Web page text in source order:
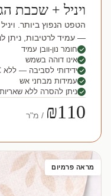
ויניל + שכבת
הטפט הנפוץ ביותר.
— עמיד לרטיבות, ניתן
חומר נון-וובן עמיד
אינו דוהה בשמש
ידידותי לסביבה — ללא PVC
עמידות מבחני אש
ניתן להסרה ללא שאריות
₪110 / מ"ר
מראה פרמיום